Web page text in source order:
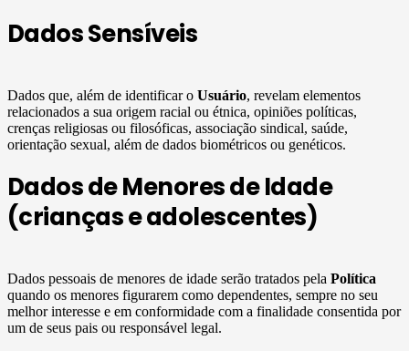
Dados Sensíveis
Dados que, além de identificar o Usuário, revelam elementos
relacionados a sua origem racial ou étnica, opiniões políticas,
crenças religiosas ou filosóficas, associação sindical, saúde,
orientação sexual, além de dados biométricos ou genéticos.
Dados de Menores de Idade
(crianças e adolescentes)
Dados pessoais de menores de idade serão tratados pela Política
quando os menores figurarem como dependentes, sempre no seu
melhor interesse e em conformidade com a finalidade consentida por
um de seus pais ou responsável legal.